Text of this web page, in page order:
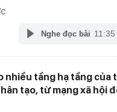
Nghe đọc bài 11:35
nhiều tầng hạ tầng
tạo, từ mạng xã hội